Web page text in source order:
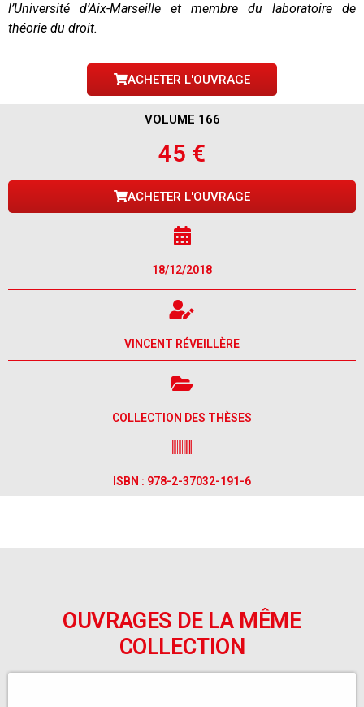
l’Université d’Aix-Marseille et membre du laboratoire de
théorie du droit.
ACHETER L'OUVRAGE
VOLUME 166
45 €
ACHETER L'OUVRAGE
18/12/2018
VINCENT RÉVEILLÈRE
COLLECTION DES THÈSES
ISBN : 978-2-37032-191-6
OUVRAGES DE LA MÊME
COLLECTION